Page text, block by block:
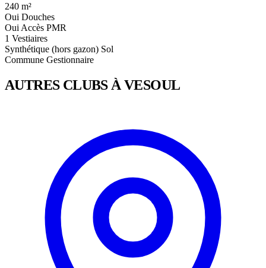
240 m²
Oui Douches
Oui Accès PMR
1 Vestiaires
Synthétique (hors gazon) Sol
Commune Gestionnaire
AUTRES CLUBS À VESOUL